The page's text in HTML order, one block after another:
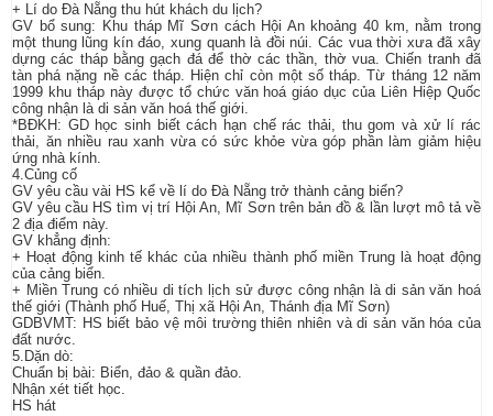
+ Lí do Đà Nẵng thu hút khách du lịch?
GV bổ sung: Khu tháp Mĩ Sơn cách Hội An khoảng 40 km, nằm trong
một thung lũng kín đáo, xung quanh là đồi núi. Các vua thời xưa đã xây
dựng các tháp bằng gạch đá để thờ các thần, thờ vua. Chiến tranh đã
tàn phá nặng nề các tháp. Hiện chỉ còn một số tháp. Từ tháng 12 năm
1999 khu tháp này được tổ chức văn hoá giáo dục của Liên Hiệp Quốc
công nhận là di sản văn hoá thế giới.
*BĐKH: GD học sinh biết cách hạn chế rác thải, thu gom và xử lí rác
thải, ăn nhiều rau xanh vừa có sức khỏe vừa góp phần làm giảm hiệu
ứng nhà kính.
4.Củng cố
GV yêu cầu vài HS kể về lí do Đà Nẵng trở thành cảng biển?
GV yêu cầu HS tìm vị trí Hội An, Mĩ Sơn trên bản đồ & lần lượt mô tả về
2 địa điểm này.
GV khẳng định:
+ Hoạt động kinh tế khác của nhiều thành phố miền Trung là hoạt động
của cảng biển.
+ Miền Trung có nhiều di tích lịch sử được công nhận là di sản văn hoá
thế giới (Thành phố Huế, Thị xã Hội An, Thánh địa Mĩ Sơn)
GDBVMT: HS biết bảo vệ môi trường thiên nhiên và di sản văn hóa của
đất nước.
5.Dặn dò:
Chuẩn bị bài: Biển, đảo & quần đảo.
Nhận xét tiết học.
HS hát